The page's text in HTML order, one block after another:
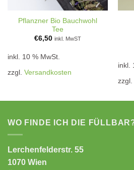
Pflanzner Bio Bauchwohl
Tee
€6,50 inkl. MwST
inkl. 10 % MwSt.
zzgl. Versandkosten
inkl.
zzgl.
WO FINDE ICH DIE
Lerchenfelderstr. 55
1070 Wien